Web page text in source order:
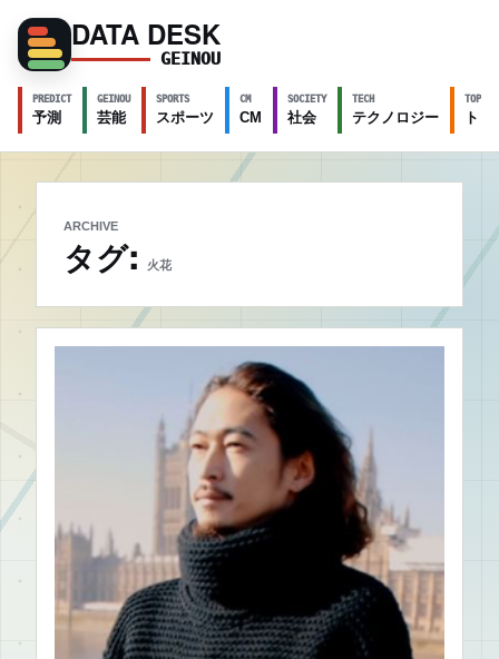
DATA DESK
GEINOU
PREDICT
予測
GEINOU
芸能
SPORTS
スポーツ
CM
CM
SOCIETY
社会
TECH
テクノロジー
TOPICS
ト
ARCHIVE
タグ: 火花